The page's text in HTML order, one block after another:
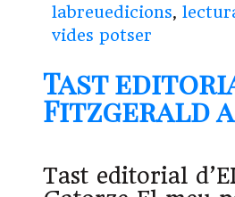
labreuedicions,
vides potser
Tast editorial
Fitzgerald a
Tast editorial